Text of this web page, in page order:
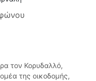
τον Κορυδαλλό,
της οικοδομής,